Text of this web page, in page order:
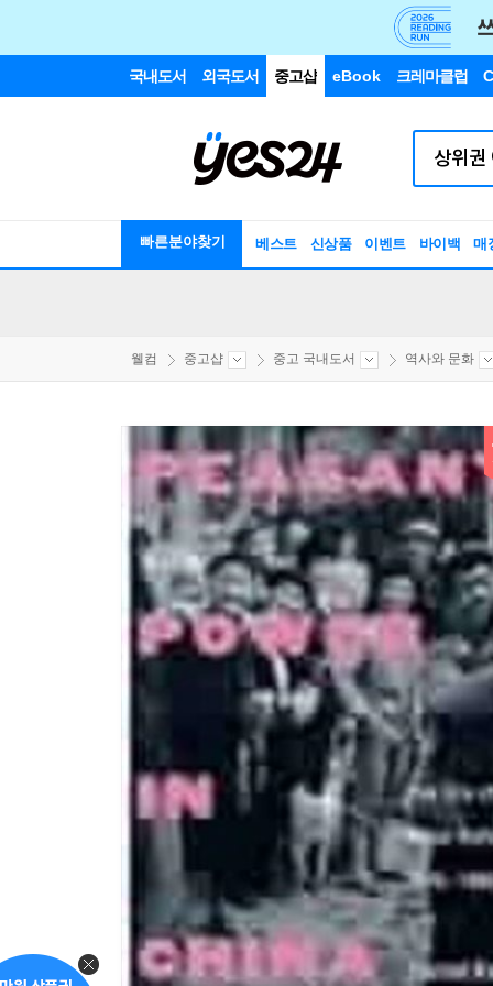
국내도서 외국도서 중고샵 eBook 크레마클럽
빠른분야찾기 베스트 신상품 이벤트 바이백 매
웰컴 중고샵 중고 국내도서 역사와 문화